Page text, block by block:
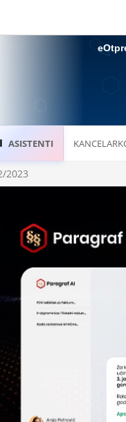
ASISTENTI
2023